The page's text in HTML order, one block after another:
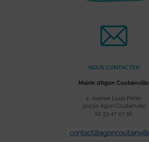
NOUS CONTACTER
Mairie d’Agon Coutainville
2, avenue Louis Périer
50230 Agon Coutainville
02 33 47 07 56